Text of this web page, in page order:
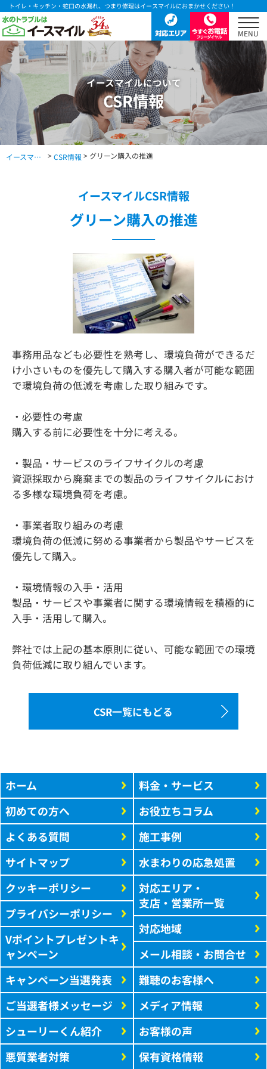
トイレ・キッチン・蛇口の水漏れ、つまり修理はイースマイルにおまかせください！
イースマイルについて
CSR情報
イースマイル公式サイト TOP >CSR情報 > グリーン購入の推進
イースマイルCSR情報
グリーン購入の推進
事務用品なども必要性を熟考し、環境負荷ができるだ
け小さいものを優先して購入する購入者が可能な範囲
で環境負荷の低減を考慮した取り組みです。
・必要性の考慮
購入する前に必要性を十分に考える。
・製品・サービスのライフサイクルの考慮
資源採取から廃棄までの製品のライフサイクルにおけ
る多様な環境負荷を考慮。
・事業者取り組みの考慮
環境負荷の低減に努める事業者から製品やサービスを
優先して購入。
・環境情報の入手・活用
製品・サービスや事業者に関する環境情報を積極的に
入手・活用して購入。
弊社では上記の基本原則に従い、可能な範囲での環境
負荷低減に取り組んでいます。
CSR一覧にもどる
ホーム
初めての方へ
よくある質問
サイトマップ
クッキーポリシー
プライバシーポリシー
Vポイントプレゼントキ
ャンペーン
キャンペーン当選発表
ご当選者様メッセージ
シューリーくん紹介
悪質業者対策
料金・サービス
お役立ちコラム
施工事例
水まわりの応急処置
対応エリア・
支店・営業所一覧
対応地域
メール相談・お問合せ
難聴のお客様へ
メディア情報
お客様の声
保有資格情報